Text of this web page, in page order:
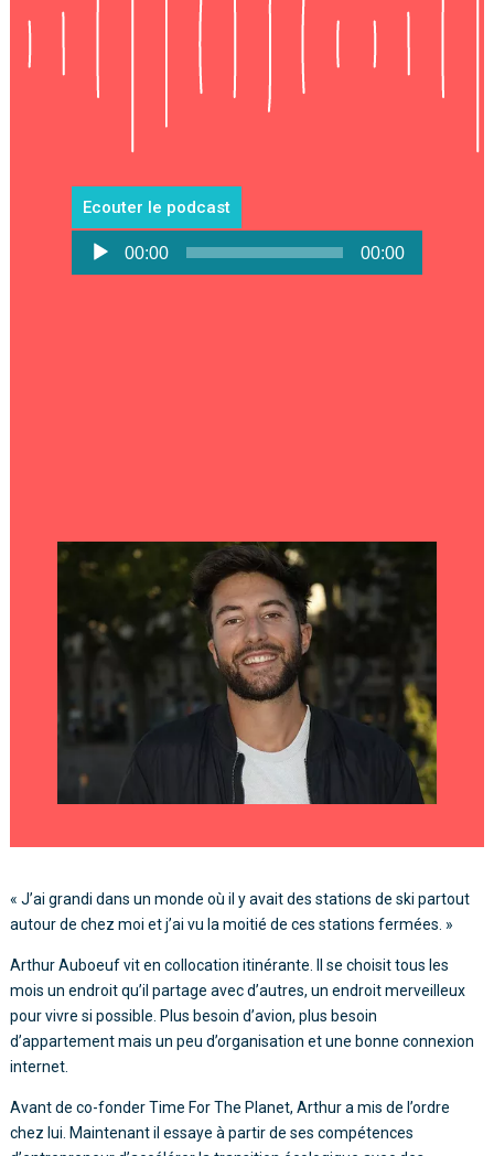
Ecouter le podcast
Lecteur
audio
00:00 00:00
« J’ai grandi dans un monde où il y avait des stations de ski partout
autour de chez moi et j’ai vu la moitié de ces stations fermées. »
Arthur Auboeuf vit en collocation itinérante. Il se choisit tous les
mois un endroit qu’il partage avec d’autres, un endroit merveilleux
pour vivre si possible. Plus besoin d’avion, plus besoin
d’appartement mais un peu d’organisation et une bonne connexion
internet.
Avant de co-fonder Time For The Planet, Arthur a mis de l’ordre
chez lui. Maintenant il essaye à partir de ses compétences